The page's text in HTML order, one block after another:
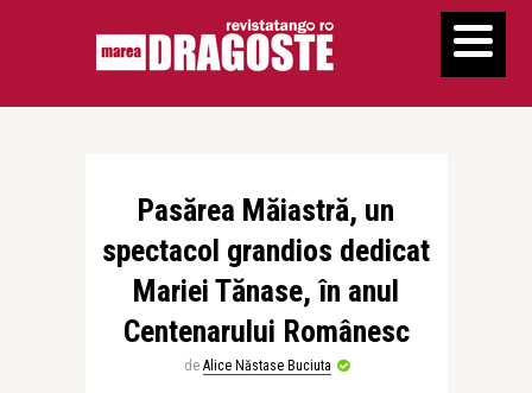
Pasărea Măiastră, un
spectacol grandios dedicat
Mariei Tănase, în anul
Centenarului Românesc
de Alice Năstase Buciuta